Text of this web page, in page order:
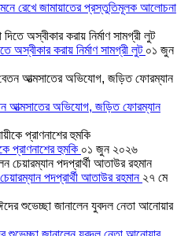
রেখে জামায়াতের প্রস্তুতিমূলক আলোচনা
অস্বীকার করায় নির্মাণ সামগ্রী লুট ০১ জুন
আত্মসাতের অভিযোগ, জড়িত ফোরম্যান
প্রাণনাশের হুমকি ০১ জুন ২০২৬
পদপ্রার্থী আতাউর রহমান ২৭ মে